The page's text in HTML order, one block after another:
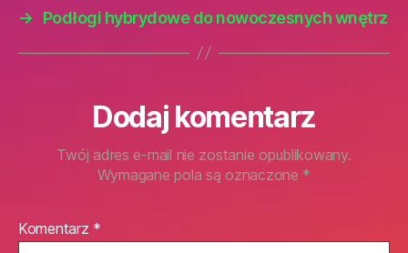
→
Podłogi hybrydowe do nowoczesnych wnętrz
Dodaj komentarz
Twój adres e-mail nie zostanie opublikowany.
Wymagane pola są oznaczone *
Komentarz *